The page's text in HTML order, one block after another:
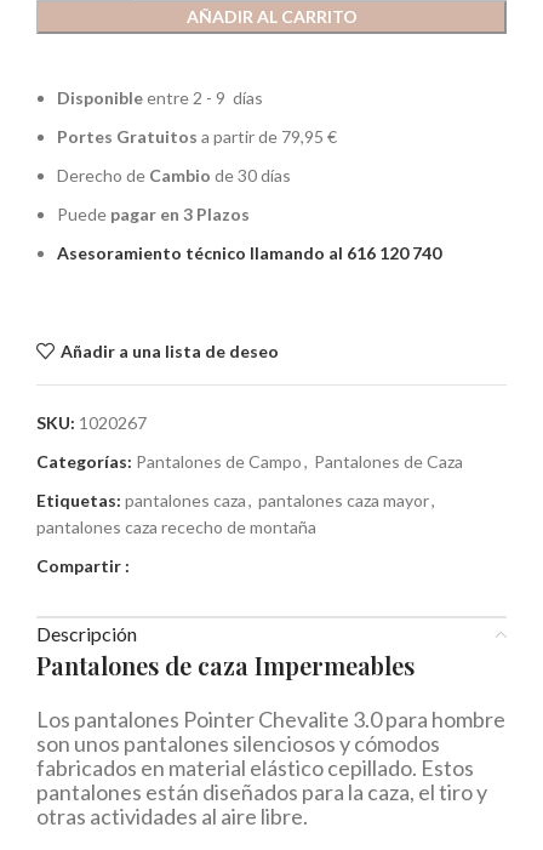
AÑADIR AL CARRITO
Disponibleentre 2 - 9 días
Portes Gratuitos a partir de 79,95 €
Derecho de Cambio de 30 días
Puede pagar en 3 Plazos
Asesoramiento técnico llamando al 616 120 740
Añadir a una lista de deseo
SKU: 1020267
Categorías: Pantalones de Campo, Pantalones de Caza
Etiquetas: pantalones caza, pantalones caza mayor,
pantalones caza rececho de montaña
Compartir :
Descripción
Pantalones de caza Impermeables
Los pantalones Pointer Chevalite 3.0 para hombre
son unos pantalones silenciosos y cómodos
fabricados en material elástico cepillado. Estos
pantalones están diseñados para la caza, el tiro y
otras actividades al aire libre.